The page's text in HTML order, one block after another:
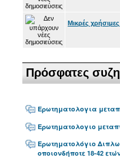
Μικρές
Πρόσφατες
Ερωτηματολογια
Ερωτηματολογιο
Ερωτηματολόγιο
οποιονδήποτε 18-42